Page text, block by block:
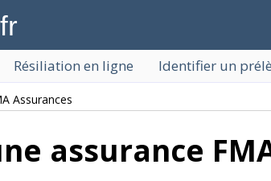
Résiliation en ligne Identifier un
Assurances
assurance